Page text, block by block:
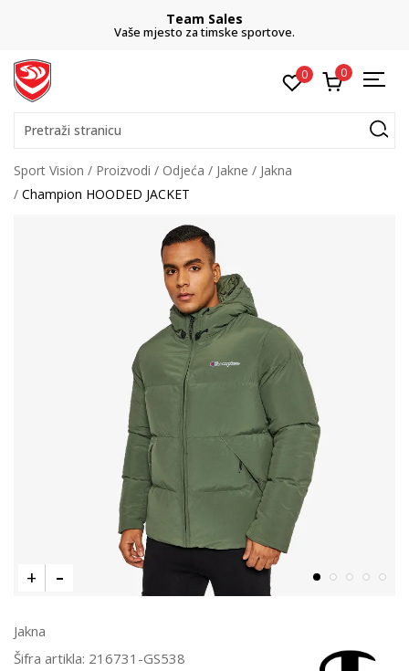
Team Sales
Vaše mjesto za timske sportove.
0 0
Pretraži stranicu
Sport Vision Proizvodi Odjeća Jakne
Jakna
Champion HOODED JACKET
Jakna
Šifra artikla: 216731-GS538